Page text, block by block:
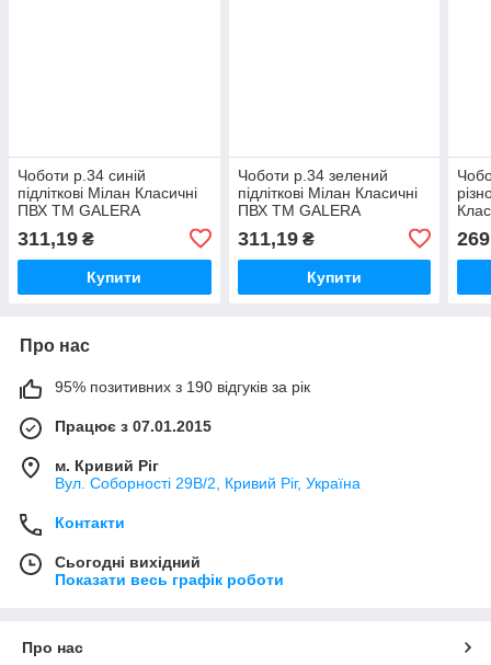
Чоботи р.34 синій
підліткові Мілан Класичні
ПВХ ТМ GALERA
311,19 ₴
Купити
Чоботи р.34 зелений
підліткові Мілан Класичні
ПВХ ТМ GALERA
311,19₴
Купити
Про нас
95% позитивних з 190 відгуків за рік
Працює з 07.01.2015
м. Кривий Ріг
Вул. Соборності 29В/2, Кривий Ріг, Україна
Контакти
Сьогодні вихідний
Показати весь графік роботи
Про нас